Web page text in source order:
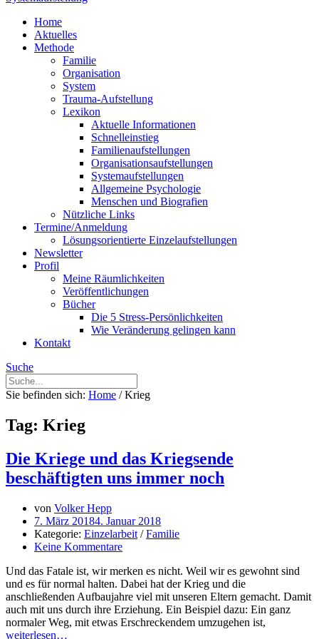
Home
Aktuelles
Methode
Familie
Organisation
System
Trauma-Aufstellung
Lexikon
Aktuelle Informationen
Schnelleinstieg
Familienaufstellungen
Organisationsaufstellungen
Systemaufstellungen
Allgemeine Psychologie
Menschen und Biografien
Nützliche Links
Termine/Anmeldung
Lösungsorientierte Einzelaufstellungen
Newsletter
Profil
Meine Räumlichkeiten
Veröffentlichungen
Bücher
Die 5 Stress-Persönlichkeiten
Wie Veränderung gelingen kann
Kontakt
Suche
Sie befinden sich: Home / Krieg
Tag: Krieg
Die Kriege und das Kriegsende
beschäftigten uns immer noch
von Volker Hepp
7. März 20184. Januar 2018
Kategorie: Einzelarbeit /Familie
Keine Kommentare
Und das Fatale ist, wir merken es nicht. Weil wir es gewohnt sind
und es für normal halten. Dabei hat der Krieg und die
anschließenden Aufbaujahre viel mit unseren Eltern gemacht. Damit
auch mit uns durch ihre Erziehung. Ein Beispiel dazu: Ein ganz
normaler Weg, mit etwas Erschreckendem umzugehen ist,
weiterlesen…